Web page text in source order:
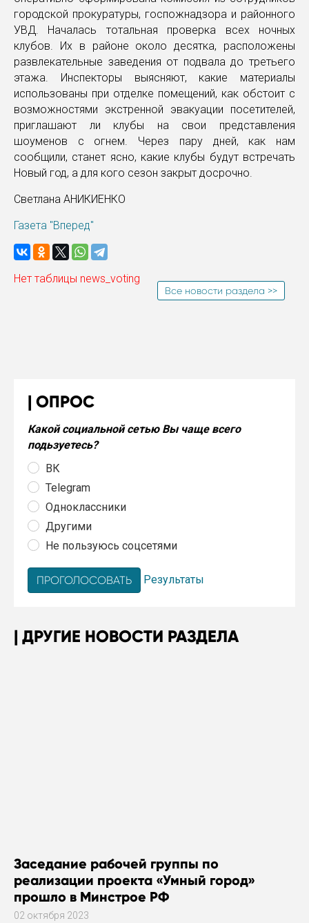
городской прокуратуры, госпожнадзора и районного
УВД. Началась тотальная проверка всех ночных
клубов. Их в районе около десятка, расположены
развлекательные заведения от подвала до третьего
этажа. Инспекторы выясняют, какие материалы
использованы при отделке помещений, как обстоит с
возможностями экстренной эвакуации посетителей,
приглашают ли клубы на свои представления
шоуменов с огнем. Через пару дней, как нам
сообщили, станет ясно, какие клубы будут встречать
Новый год, а для кого сезон закрыт досрочно.
Светлана АНИКИЕНКО
Газета "Вперед"
Нет таблицы news_voting
Все новости раздела >>
ОПРОС
Какой социальной сетью Вы чаще всего
подьзуетесь?
ВК
Telegram
Одноклассники
Другими
Не пользуюсь соцсетями
Результаты
ДРУГИЕ НОВОСТИ РАЗДЕЛА
Заседание рабочей группы по
реализации проекта «Умный город»
прошло в Минстрое РФ
02 октября 2023